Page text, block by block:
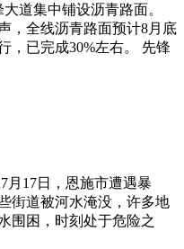
道集中铺设沥青路面。
，全线沥青路面预计8月底
，已完成30%左右。 先锋
月17日，恩施市遭遇暴
街道被河水淹没，许多地
围困，时刻处于危险之